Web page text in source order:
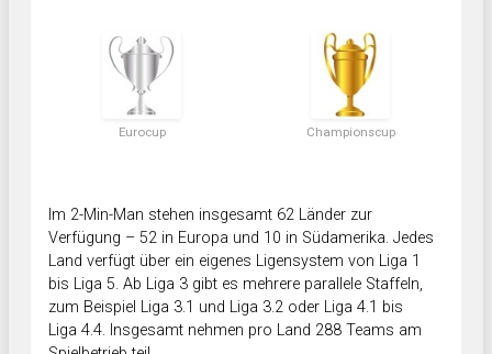
Eurocup Championscup
Im 2-Min-Man stehen insgesamt 62 Länder zur
Verfügung – 52 in Europa und 10 in Südamerika. Jedes
Land verfügt über ein eigenes Ligensystem von Liga 1
bis Liga 5. Ab Liga 3 gibt es mehrere parallele Staffeln,
zum Beispiel Liga 3.1 und Liga 3.2 oder Liga 4.1 bis
Liga 4.4. Insgesamt nehmen pro Land 288 Teams am